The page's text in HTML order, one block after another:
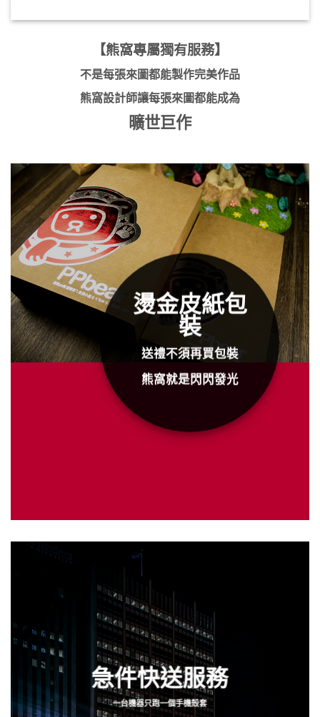
【熊窩專屬獨有服務】
不是每張來圖都能製作完美作品
熊窩設計師讓每張來圖都能成為
曠世巨作
燙金皮紙包
裝
送禮不須再買包裝
熊窩就是閃閃發光
急件快送服務
一台機器只跑一個手機殼套